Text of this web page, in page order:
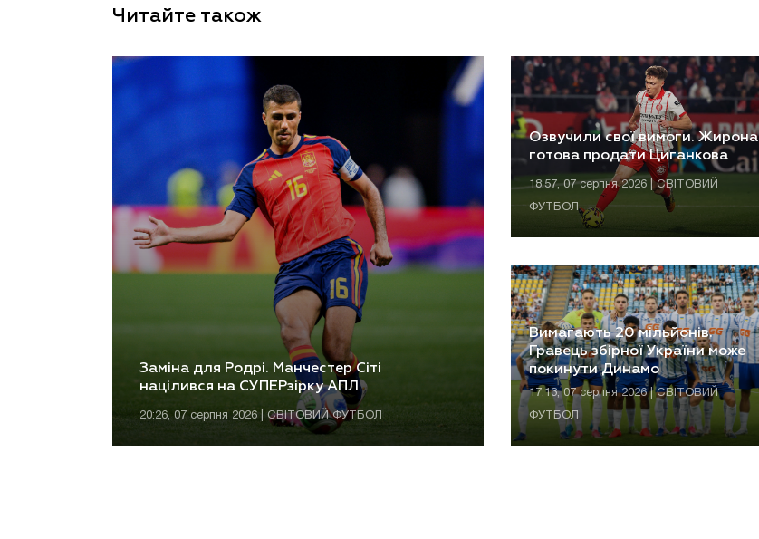
Читайте також
Заміна для Родрі. Манчестер Сіті
націлився на СУПЕРзірку АПЛ
20:26, 07 серпня 2026 | СВІТОВИЙ ФУТБОЛ
Озвучили свої вимоги. Жирона
готова продати Циганкова
18:57, 07 серпня 2026 | СВІТОВИЙ
ФУТБОЛ
Вимагають 20 мільйонів.
Гравець збірної України може
покинути Динамо
17:13, 07 серпня 2026 | СВІТОВИЙ
ФУТБОЛ